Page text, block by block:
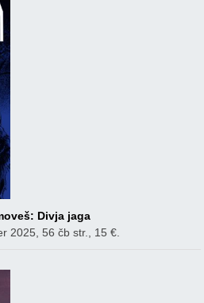
Divja jaga
2025, 56 čb str., 15 €.